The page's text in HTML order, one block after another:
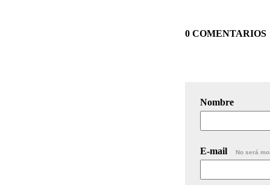
0 COMENTARIOS
Nombre
E-mail No será